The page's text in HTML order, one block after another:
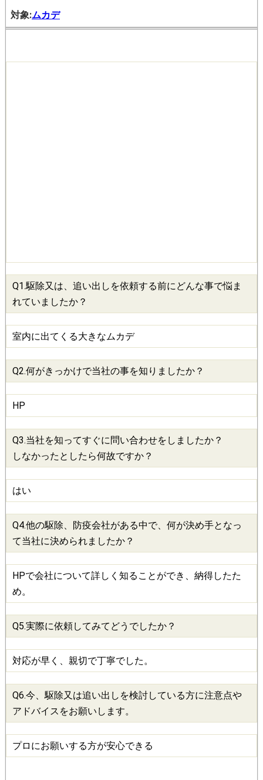
対象:ムカデ
Q1.駆除又は、追い出しを依頼する前にどんな事で悩ま
れていましたか？
室内に出てくる大きなムカデ
Q2.何がきっかけで当社の事を知りましたか？
HP
Q3.当社を知ってすぐに問い合わせをしましたか？
しなかったとしたら何故ですか？
はい
Q4.他の駆除、 防疫会社がある中で、何が決め手となっ
て当社に決められましたか？
HPで会社について詳しく知ることができ、納得したた
め。
Q5.実際に依頼してみてどうでしたか？
対応が早く、親切で丁寧でした。
Q6.今、駆除又は追い出しを検討している方に注意点や
アドバイスをお願いします。
プロにお願いする方が安心できる